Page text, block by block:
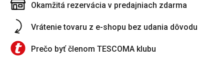
Okamžitá rezervácia v predajniach zdarma
Vrátenie tovaru z e-shopu bez udania dôvodu
Prečo byť členom TESCOMA klubu